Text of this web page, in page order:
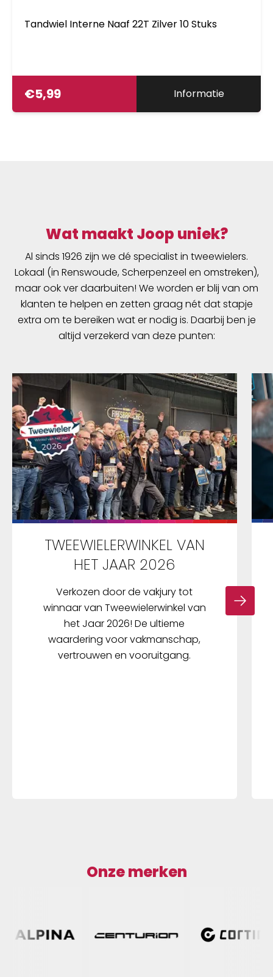
Tandwiel Interne Naaf 22T Zilver 10 Stuks
€5,99 Informatie
Wat maakt Joop uniek?
Al sinds 1926 zijn we dé specialist in tweewielers.
Lokaal (in Renswoude, Scherpenzeel en omstreken),
maar ook ver daarbuiten! We worden er blij van om
klanten te helpen en zetten graag nét dat stapje
extra om te bereiken wat er nodig is. Daarbij ben je
altijd verzekerd van deze punten:
TWEEWIELERWINKEL VAN
HET JAAR 2026
Verkozen door de vakjury tot
winnaar van Tweewielerwinkel van
het Jaar 2026! De ultieme
waardering voor vakmanschap,
vertrouwen en vooruitgang.
Onze merken